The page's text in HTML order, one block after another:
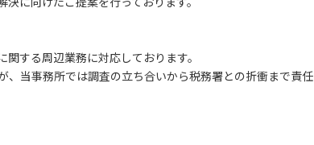
する周辺業務に対応しております。
当事務所では調査の立ち合いから税務署との折衝まで責任